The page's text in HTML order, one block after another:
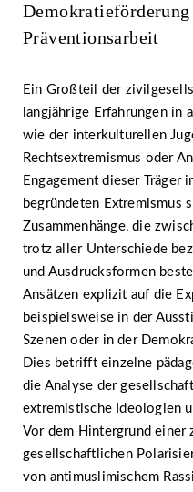
Präventionsarbeit
Ein Großteil der
langjährige Erfahrungen in
wie der interkulturellen
Rechtsextremismus oder
Engagement dieser Träger
begründeten Extremismus
Zusammenhänge, die
trotz aller Unterschiede
und Ausdrucksformen
Ansätzen explizit auf die
beispielsweise in der
Szenen oder in der
Dies betrifft einzelne
die Analyse der
extremistische Ideologien
Vor dem Hintergrund einer
gesellschaftlichen
von antimuslimischem